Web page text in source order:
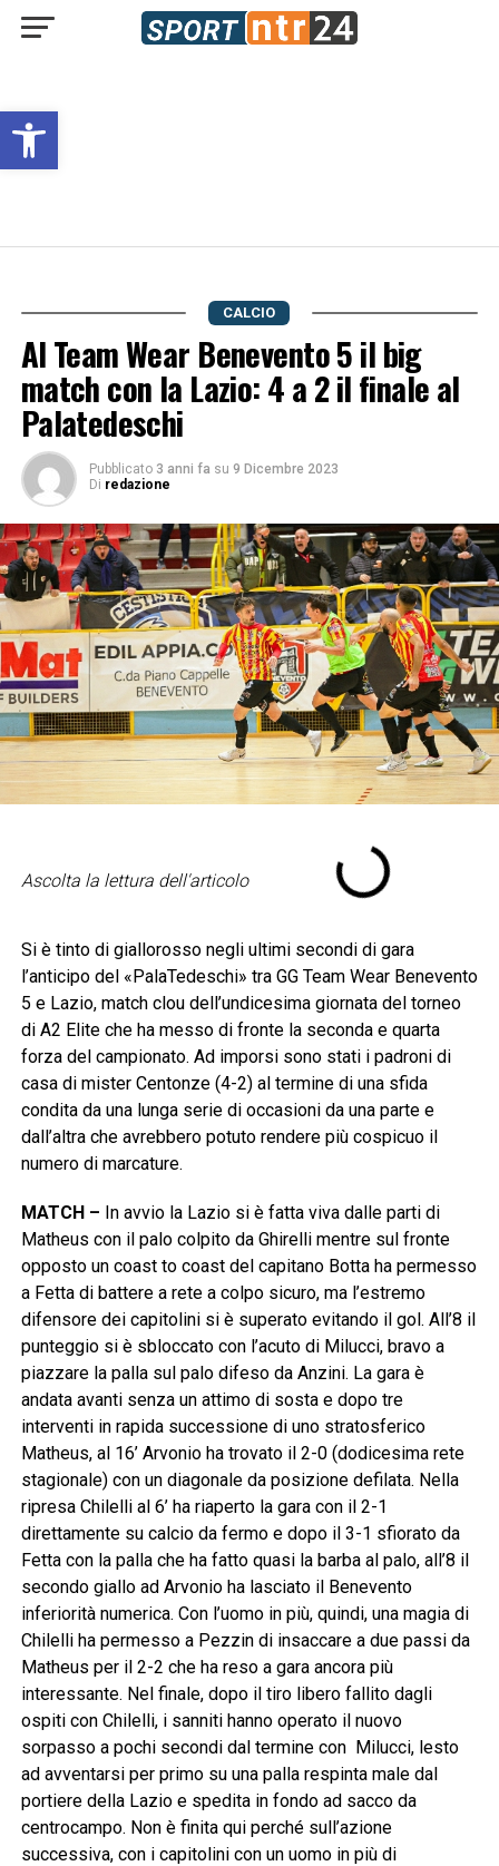
Open toolbar
CALCIO
Al Team Wear Benevento 5 il big
match con la Lazio: 4 a 2 il finale al
Palatedeschi
Pubblicato 3 anni fa su 9 Dicembre 2023
Di redazione
Ascolta la lettura dell'articolo
Si è tinto di giallorosso negli ultimi secondi di gara
l’anticipo del «PalaTedeschi» tra GG Team Wear Benevento
5 e Lazio, match clou dell’undicesima giornata del torneo
di A2 Elite che ha messo di fronte la seconda e quarta
forza del campionato. Ad imporsi sono stati i padroni di
casa di mister Centonze (4-2) al termine di una sfida
condita da una lunga serie di occasioni da una parte e
dall’altra che avrebbero potuto rendere più cospicuo il
numero di marcature.
MATCH – In avvio la Lazio si è fatta viva dalle parti di
Matheus con il palo colpito da Ghirelli mentre sul fronte
opposto un coast to coast del capitano Botta ha permesso
a Fetta di battere a rete a colpo sicuro, ma l’estremo
difensore dei capitolini si è superato evitando il gol. All’8 il
punteggio si è sbloccato con l’acuto di Milucci, bravo a
piazzare la palla sul palo difeso da Anzini. La gara è
andata avanti senza un attimo di sosta e dopo tre
interventi in rapida successione di uno stratosferico
Matheus, al 16’ Arvonio ha trovato il 2-0 (dodicesima rete
stagionale) con un diagonale da posizione defilata. Nella
ripresa Chilelli al 6’ ha riaperto la gara con il 2-1
direttamente su calcio da fermo e dopo il 3-1 sfiorato da
Fetta con la palla che ha fatto quasi la barba al palo, all’8 il
secondo giallo ad Arvonio ha lasciato il Benevento
inferiorità numerica. Con l’uomo in più, quindi, una magia di
Chilelli ha permesso a Pezzin di insaccare a due passi da
Matheus per il 2-2 che ha reso a gara ancora più
interessante. Nel finale, dopo il tiro libero fallito dagli
ospiti con Chilelli, i sanniti hanno operato il nuovo
sorpasso a pochi secondi dal termine con Milucci, lesto
ad avventarsi per primo su una palla respinta male dal
portiere della Lazio e spedita in fondo ad sacco da
centrocampo. Non è finita qui perché sull’azione
successiva, con i capitolini con un uomo in più di